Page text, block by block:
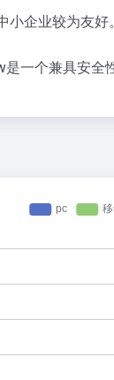
小企业较为友好
一个兼具安全